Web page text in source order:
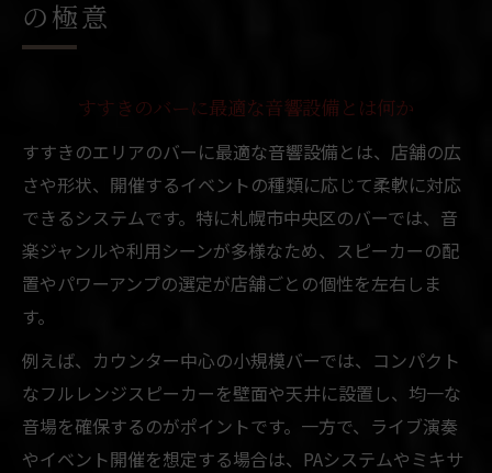
音楽体験を高めるバー音響機器の選定法
バー経営者が音響設備で失敗しないコツ
音楽好き必見のバー音響演出術とは
バーで実現できる音楽空間の作り方
すすきの音響設備が音楽体験を変える
バー音響で集客力を高める演出テクニック
ライブ感を高めるバー音響設備の選び方
バーでライブ感を最大化する音響機材
の極意
すすきのバーに最適な音響設備とは何か
すすきのエリアのバーに最適な音響設備とは、店舗の広
さや形状、開催するイベントの種類に応じて柔軟に対応
できるシステムです。特に札幌市中央区のバーでは、音
楽ジャンルや利用シーンが多様なため、スピーカーの配
置やパワーアンプの選定が店舗ごとの個性を左右しま
す。
例えば、カウンター中心の小規模バーでは、コンパクト
なフルレンジスピーカーを壁面や天井に設置し、均一な
音場を確保するのがポイントです。一方で、ライブ演奏
やイベント開催を想定する場合は、PAシステムやミキサ